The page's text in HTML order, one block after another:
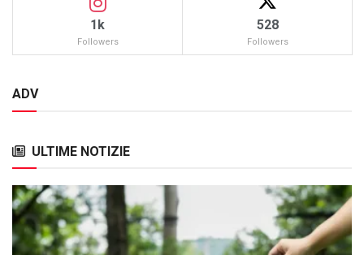
1k
Followers
528
Followers
ADV
ULTIME NOTIZIE